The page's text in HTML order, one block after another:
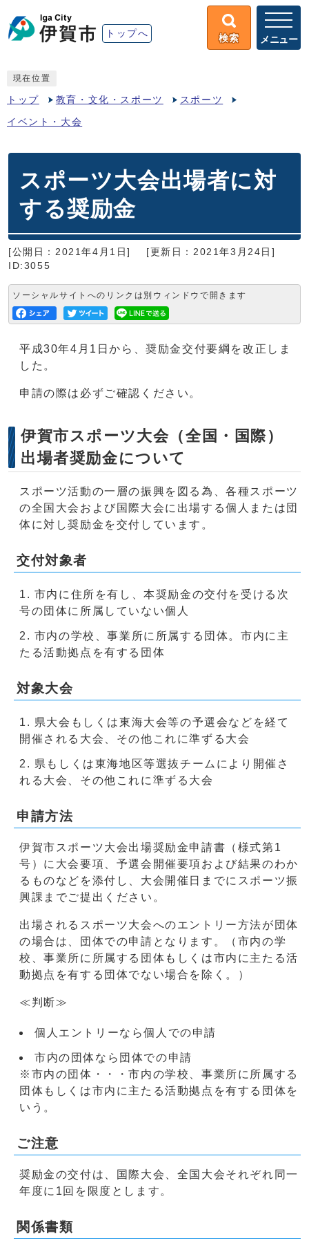
トップへ 検索 メニュー
現在位置
トップ 教育・文化・スポーツ スポーツ
イベント・大会
スポーツ大会出場者に対
する奨励金
[公開日：2021年4月1日]
[更新日：2021年3月24日]
ID:3055
ソーシャルサイトへのリンクは別ウィンドウで開きます
平成30年4月1日から、奨励金交付要綱を改正しま
した。
申請の際は必ずご確認ください。
伊賀市スポーツ大会（全国・国際）
出場者奨励金について
スポーツ活動の一層の振興を図る為、各種スポーツ
の全国大会および国際大会に出場する個人または団
体に対し奨励金を交付しています。
交付対象者
市内に住所を有し、本奨励金の交付を受ける次
号の団体に所属していない個人
市内の学校、事業所に所属する団体。市内に主
たる活動拠点を有する団体
対象大会
県大会もしくは東海大会等の予選会などを経て
開催される大会、その他これに準ずる大会
県もしくは東海地区等選抜チームにより開催さ
れる大会、その他これに準ずる大会
申請方法
伊賀市スポーツ大会出場奨励金申請書（様式第1
号）に大会要項、予選会開催要項および結果のわか
るものなどを添付し、大会開催日までにスポーツ振
興課までご提出ください。
出場されるスポーツ大会へのエントリー方法が団体
の場合は、団体での申請となります。（市内の学
校、事業所に所属する団体もしくは市内に主たる活
動拠点を有する団体でない場合を除く。）
≪判断≫
個人エントリーなら個人での申請
市内の団体なら団体での申請
※市内の団体・・・市内の学校、事業所に所属する
団体もしくは市内に主たる活動拠点を有する団体を
いう。
ご注意
奨励金の交付は、国際大会、全国大会それぞれ同一
年度に1回を限度とします。
関係書類